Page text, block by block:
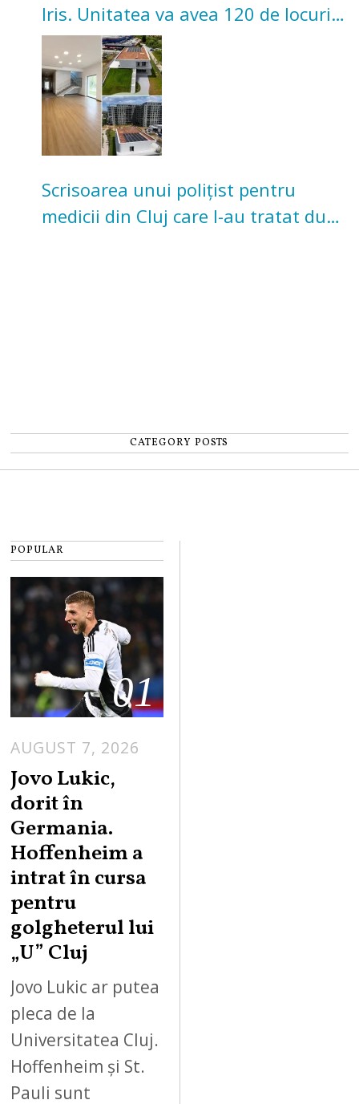
Iris. Unitatea va avea 120 de locuri
pentru copii
Scrisoarea unui polițist pentru
medicii din Cluj care l-au tratat după
CATEGORY POSTS
POPULAR
01
AUGUST 7, 2026
Jovo Lukic,
dorit în
Germania.
Hoffenheim a
intrat în cursa
pentru
golgheterul lui
„U” Cluj
Jovo Lukic ar putea
pleca de la
Universitatea Cluj.
Hoffenheim și St.
Pauli sunt